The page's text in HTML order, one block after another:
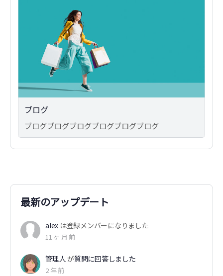
ブログ
ブログブログブログブログブログブログ
最新のアップデート
alex は登録メンバーになりました
11 ヶ 月 前
管理人 が質問に回答しました
2 年 前